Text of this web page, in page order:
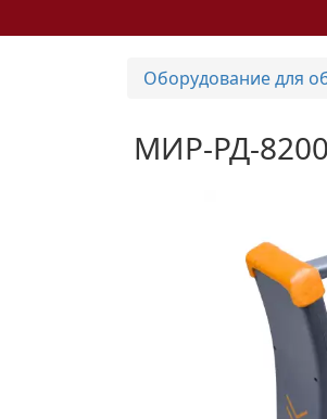
Оборудование для
МИР-РД-